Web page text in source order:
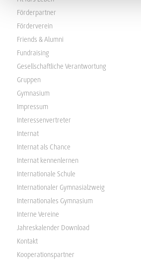
Förderpartner
Förderverein
Friends & Alumni
Fundraising
Gesellschaftliche Verantwortung
Gruppen
Gymnasium
Impressum
Interessenvertreter
Internat
Internat als Chance
Internat kennenlernen
Internationale Schule
Internationaler Gymnasialzweig
Internationales Gymnasium
Interne Vereine
Jahreskalender Download
Kontakt
Kooperationspartner